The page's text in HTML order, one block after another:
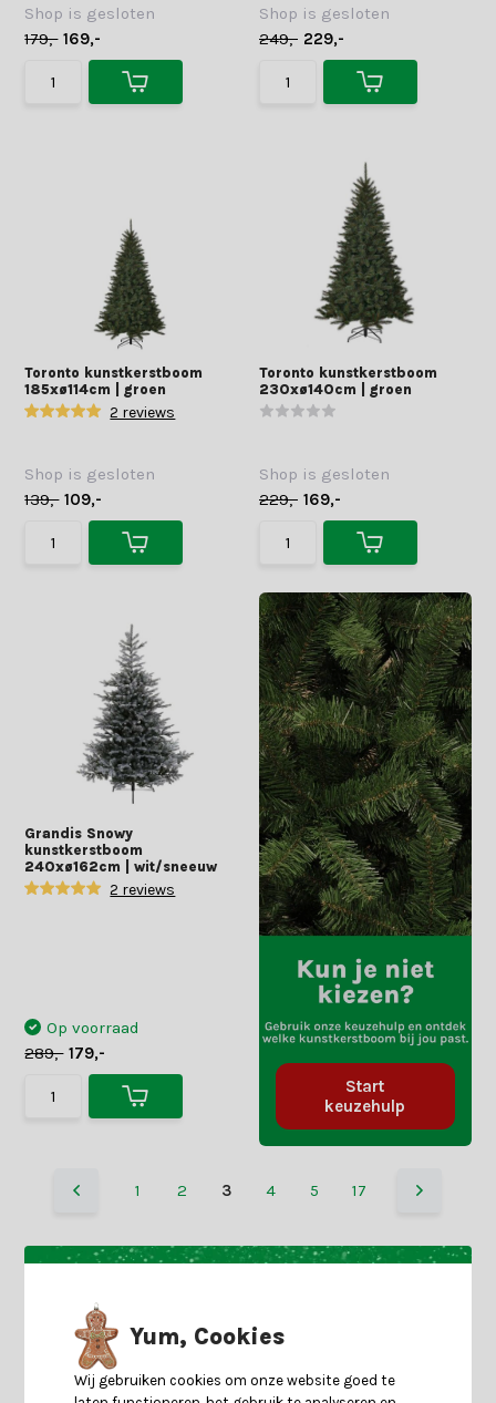
Shop is gesloten
179,- 169,-
Shop is gesloten
249,- 229,-
Toronto kunstkerstboom
185xø114cm | groen
2 reviews
Shop is gesloten
139,- 109,-
Toronto kunstkerstboom
230xø140cm | groen
Shop is gesloten
229,- 169,-
Grandis Snowy
kunstkerstboom
240xø162cm | wit/sneeuw
2 reviews
Op voorraad
289,- 179,-
Start
keuzehulp
1 2 3 4 5 17
Yum, Cookies
Wij gebruiken cookies om onze website goed te